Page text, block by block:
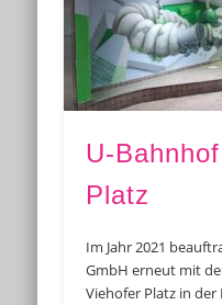
U-
Platz
Im Jahr 2021
GmbH erneut mit
Viehofer Platz in der